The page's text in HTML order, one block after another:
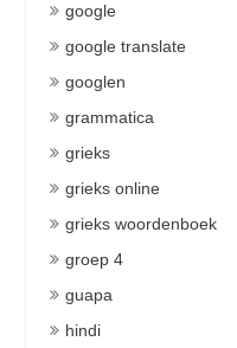
google
google translate
googlen
grammatica
grieks
grieks online
grieks woordenboek
groep 4
guapa
hindi